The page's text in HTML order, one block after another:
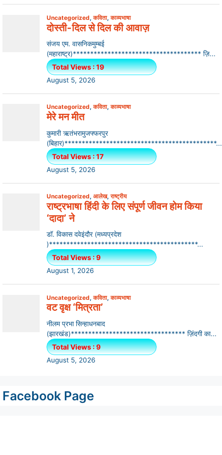
Facebook Page